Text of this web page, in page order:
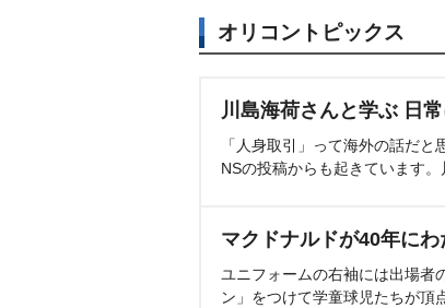
オリコントピックス
川島海荷さんと学ぶ 日
「人身取引」って海外の話だ
NSの投稿からも起きています
マクドナルドが40年にわ
ユニフォームの右袖には出場者
ン」をつけて学童球児たちが頂